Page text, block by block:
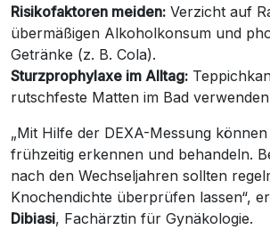
Risikofaktoren meiden: Verzicht auf
übermäßigen Alkoholkonsum und
Getränke (z. B. Cola).
Sturzprophylaxe im Alltag:
rutschfeste Matten im Bad
„Mit Hilfe der DEXA-Messung
frühzeitig erkennen und behandeln.
nach den Wechseljahren sollten
Knochendichte überprüfen lassen“,
Dibiasi, Fachärztin für Gynäkologie.